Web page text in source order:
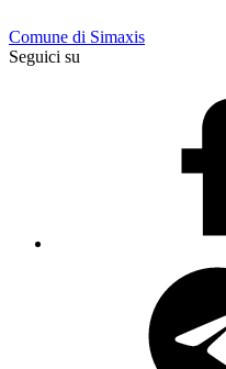
Comune di Simaxis
Seguici su